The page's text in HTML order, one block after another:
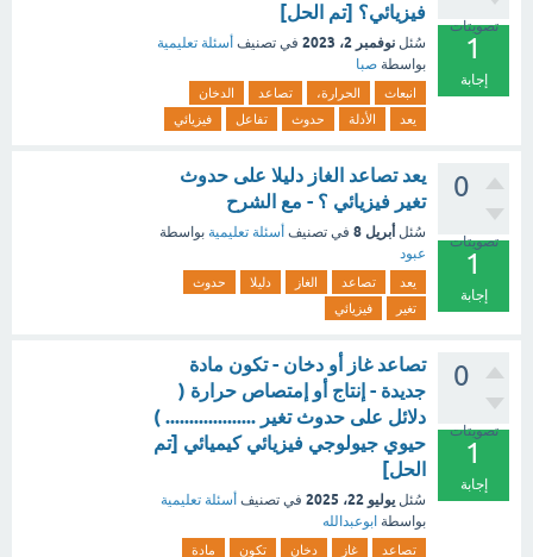
تصويتات
1
إجابة
فيزيائي؟ [تم الحل]
سُئل نوفمبر 2، 2023 في تصنيف أسئلة تعليمية
بواسطة صبا
انبعاث الحرارة، تصاعد
الدخان
يعد
الأدلة حدوث تفاعل فيزيائي
0
تصويتات
1
إجابة
يعد تصاعد الغاز دليلا على حدوث
تغير فيزيائي ؟ - مع الشرح
سُئل أبريل 8 في تصنيف أسئلة تعليمية بواسطة
عبود
يعد تصاعد الغاز دليلا
حدوث
تغير
فيزيائي
0
تصويتات
1
إجابة
تصاعد غاز أو دخان - تكون مادة
جديدة - إنتاج أو إمتصاص حرارة (
دلائل على حدوث تغير ................... )
حيوي جيولوجي فيزيائي كيميائي [تم
الحل]
سُئل يوليو 22، 2025 في تصنيف أسئلة تعليمية
بواسطة ابوعبدالله
تصاعد غاز دخان تكون
مادة